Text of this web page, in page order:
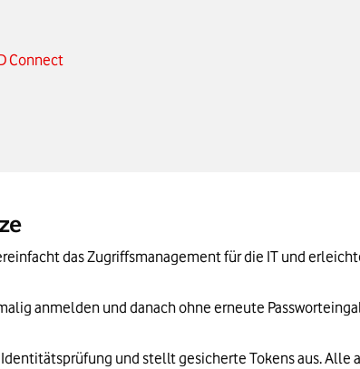
Connect
& Co.
das Zugriffsmanagement für die IT und
anmelden und danach ohne erneute
und stellt gesicherte Tokens aus. Alle